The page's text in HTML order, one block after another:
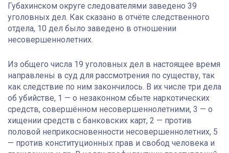
Губахинском округе следователями заведено 39
уголовных дел. Как сказано в отчёте следственного
отдела, 10 дел было заведено в отношении
несовершеннолетних.
Из общего числа 19 уголовных дел в настоящее время
направлены в суд для рассмотрения по существу, так
как следствие по ним закончилось. В их числе три дела
об убийстве, 1 — о незаконном сбыте наркотических
средств, совершённом несовершеннолетними, 3 — о
хищении средств с банковских карт, 2 — против
половой неприкосновенности несовершеннолетних, 5
— против конституционных прав и свобод человека и